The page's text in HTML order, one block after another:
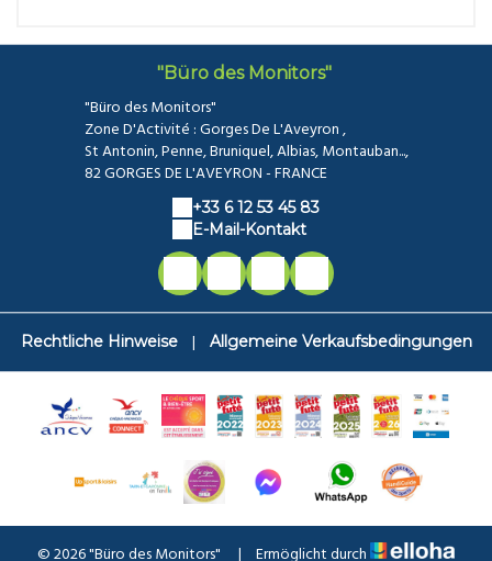
"Büro des Monitors"
"Büro des Monitors"
Zone D'Activité : Gorges De L'Aveyron ,
St Antonin, Penne, Bruniquel, Albias, Montauban...,
82 GORGES DE L'AVEYRON - FRANCE
+33 6 12 53 45 83
E-Mail-Kontakt
Rechtliche Hinweise | Allgemeine Verkaufsbedingungen
© 2026 "Büro des Monitors" | Ermöglicht durch